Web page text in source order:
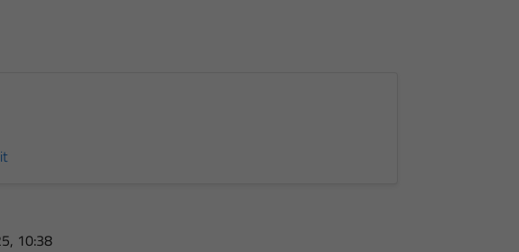
10:38